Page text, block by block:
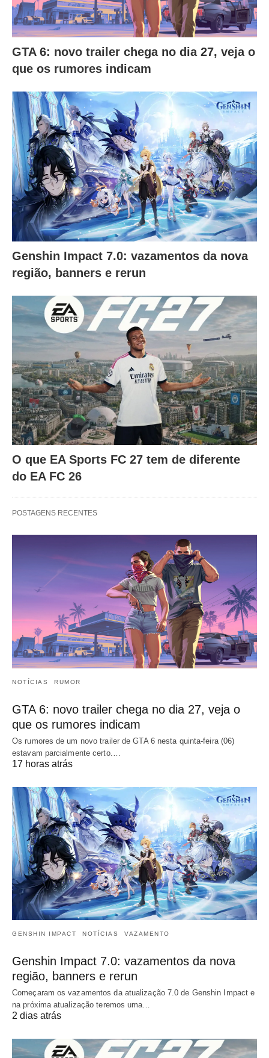
GTA 6: novo trailer chega no dia 27, veja o
que os rumores indicam
Genshin Impact 7.0: vazamentos da nova
região, banners e rerun
O que EA Sports FC 27 tem de diferente
do EA FC 26
POSTAGENS RECENTES
NOTÍCIAS RUMOR
GTA 6: novo trailer chega no dia 27, veja o
que os rumores indicam
Os rumores de um novo trailer de GTA 6 nesta quinta-feira (06)
estavam parcialmente certo.…
17 horas atrás
GENSHIN IMPACT NOTÍCIAS VAZAMENTO
Genshin Impact 7.0: vazamentos da nova
região, banners e rerun
Começaram os vazamentos da atualização 7.0 de Genshin Impact e
na próxima atualização teremos uma…
2 dias atrás